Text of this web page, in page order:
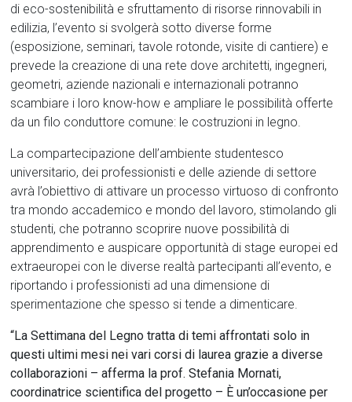
di eco-sostenibilità e sfruttamento di risorse rinnovabili in
edilizia, l’evento si svolgerà sotto diverse forme
(esposizione, seminari, tavole rotonde, visite di cantiere) e
prevede la creazione di una rete dove architetti, ingegneri,
geometri, aziende nazionali e internazionali potranno
scambiare i loro know-how e ampliare le possibilità offerte
da un filo conduttore comune: le costruzioni in legno.
La compartecipazione dell’ambiente studentesco
universitario, dei professionisti e delle aziende di settore
avrà l’obiettivo di attivare un processo virtuoso di confronto
tra mondo accademico e mondo del lavoro, stimolando gli
studenti, che potranno scoprire nuove possibilità di
apprendimento e auspicare opportunità di stage europei ed
extraeuropei con le diverse realtà partecipanti all’evento, e
riportando i professionisti ad una dimensione di
sperimentazione che spesso si tende a dimenticare.
“La Settimana del Legno tratta di temi affrontati solo in
questi ultimi mesi nei vari corsi di laurea grazie a diverse
collaborazioni – afferma la prof. Stefania Mornati,
coordinatrice scientifica del progetto – È un’occasione per